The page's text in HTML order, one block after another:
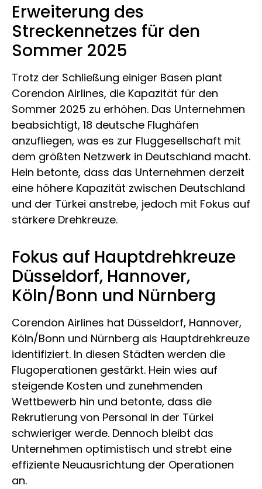
Erweiterung des
Streckennetzes für den
Sommer 2025
Trotz der Schließung einiger Basen plant
Corendon Airlines, die Kapazität für den
Sommer 2025 zu erhöhen. Das Unternehmen
beabsichtigt, 18 deutsche Flughäfen
anzufliegen, was es zur Fluggesellschaft mit
dem größten Netzwerk in Deutschland macht.
Hein betonte, dass das Unternehmen derzeit
eine höhere Kapazität zwischen Deutschland
und der Türkei anstrebe, jedoch mit Fokus auf
stärkere Drehkreuze.
Fokus auf Hauptdrehkreuze
Düsseldorf, Hannover,
Köln/Bonn und Nürnberg
Corendon Airlines hat Düsseldorf, Hannover,
Köln/Bonn und Nürnberg als Hauptdrehkreuze
identifiziert. In diesen Städten werden die
Flugoperationen gestärkt. Hein wies auf
steigende Kosten und zunehmenden
Wettbewerb hin und betonte, dass die
Rekrutierung von Personal in der Türkei
schwieriger werde. Dennoch bleibt das
Unternehmen optimistisch und strebt eine
effiziente Neuausrichtung der Operationen
an.